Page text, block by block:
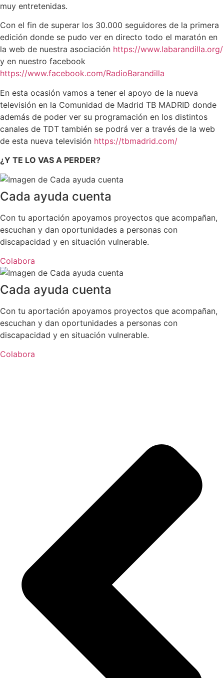
muy entretenidas.
Con el fin de superar los 30.000 seguidores de la primera
edición donde se pudo ver en directo todo el maratón en
la web de nuestra asociación https://www.labarandilla.org/
y en nuestro facebook
https://www.facebook.com/RadioBarandilla
En esta ocasión vamos a tener el apoyo de la nueva
televisión en la Comunidad de Madrid TB MADRID donde
además de poder ver su programación en los distintos
canales de TDT también se podrá ver a través de la web
de esta nueva televisión https://tbmadrid.com/
¿Y TE LO VAS A PERDER?
Cada ayuda cuenta
Con tu aportación apoyamos proyectos que acompañan,
escuchan y dan oportunidades a personas con
discapacidad y en situación vulnerable.
Colabora
Cada ayuda cuenta
Con tu aportación apoyamos proyectos que acompañan,
escuchan y dan oportunidades a personas con
discapacidad y en situación vulnerable.
Colabora